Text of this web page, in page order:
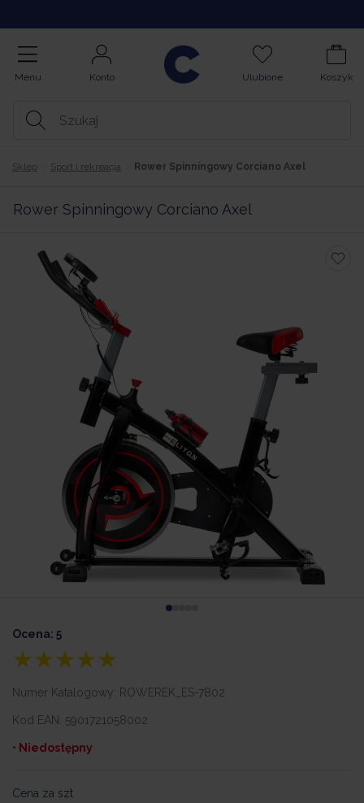
Menu Konto Ulubione Koszyk
Sklep Sport i rekreacja Rower Spinningowy Corciano Axel
Rower Spinningowy Corciano Axel
Ocena: 5
Numer Katalogowy: ROWEREK_ES-7802
Kod EAN: 5901721058002
• Niedostępny
Cena za szt